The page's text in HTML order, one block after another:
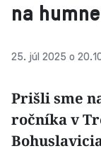
na
25. júl 2025 o
Prišli sme
ročníka v